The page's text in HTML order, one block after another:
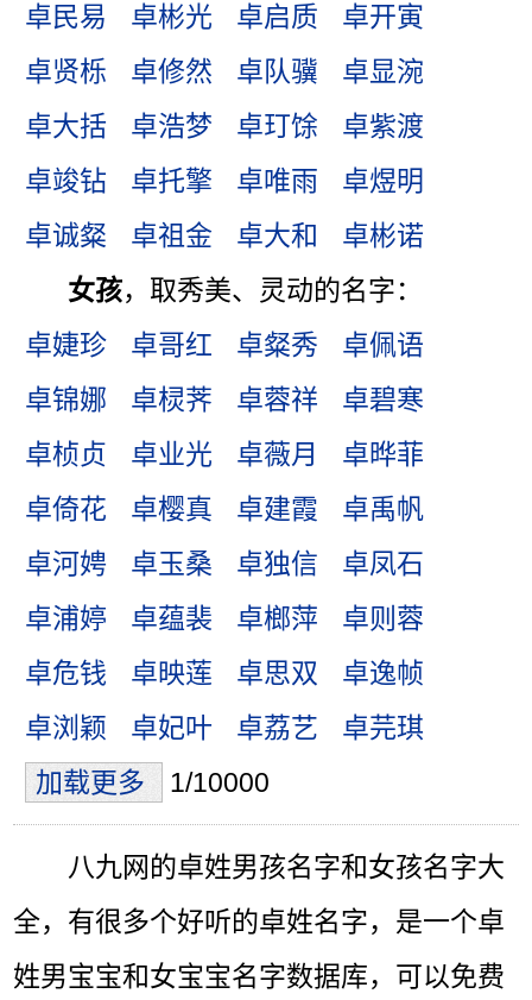
卓民易
卓彬光 卓启质
卓开寅
卓贤栎
卓修然 卓队骥
卓显涴
卓大括
卓浩梦 卓玎馀
卓紫渡
卓竣钻
卓托擎 卓唯雨
卓煜明
卓诚粲
卓祖金 卓大和
卓彬诺
女孩，取秀美、灵动的名字：
卓婕珍
卓哥红 卓粲秀
卓佩语
卓锦娜
卓棂荠 卓蓉祥
卓碧寒
卓桢贞
卓业光 卓薇月
卓晔菲
卓倚花
卓樱真 卓建霞
卓禹帆
卓河娉
卓玉桑 卓独信
卓凤石
卓浦婷
卓蕴裴 卓榔萍
卓则蓉
卓危钱
卓映莲 卓思双
卓逸帧
卓浏颖
卓妃叶 卓荔艺
卓芫琪
加载更多
1/10000
八九网的卓姓男孩名字和女孩名字大
全，有很多个好听的卓姓名字，是一个卓
姓男宝宝和女宝宝名字数据库，可以免费